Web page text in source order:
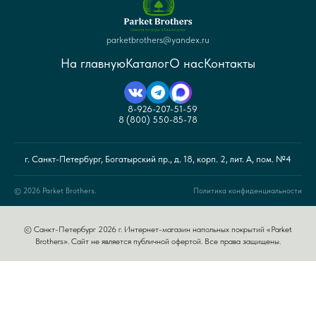
parketbrothers@yandex.ru
На главнуюКаталогО насКонтакты
8-926-207-51-59
8 (800) 550-85-78
г. Санкт-Петербург, Богатырский пр., д. 18, корп. 2, лит. А, пом. №4
© 2026 Parket Brothers. Политика конфиденциальности
© Санкт-Петербург 2026 г. Интернет-магазин напольных покрытий «Parket
Brothers». Сайт не является публичной офертой. Все права защищены.